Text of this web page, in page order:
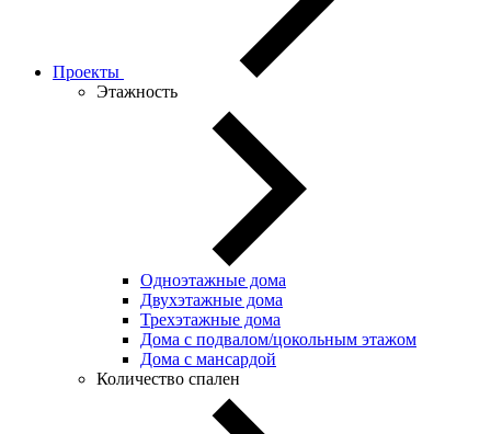
Проекты
Этажность
Одноэтажные дома
Двухэтажные дома
Трехэтажные дома
Дома с подвалом/цокольным этажом
Дома с мансардой
Количество спален